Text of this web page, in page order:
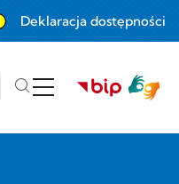
Deklaracja dostępności